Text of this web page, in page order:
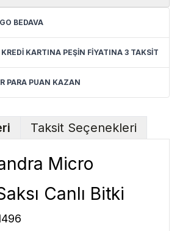
BEDAVA
KARTINA PEŞİN FİYATINA 3 TAKSİT
PARA PUAN KAZAN
Taksit Seçenekleri
Micro
Canlı Bitki